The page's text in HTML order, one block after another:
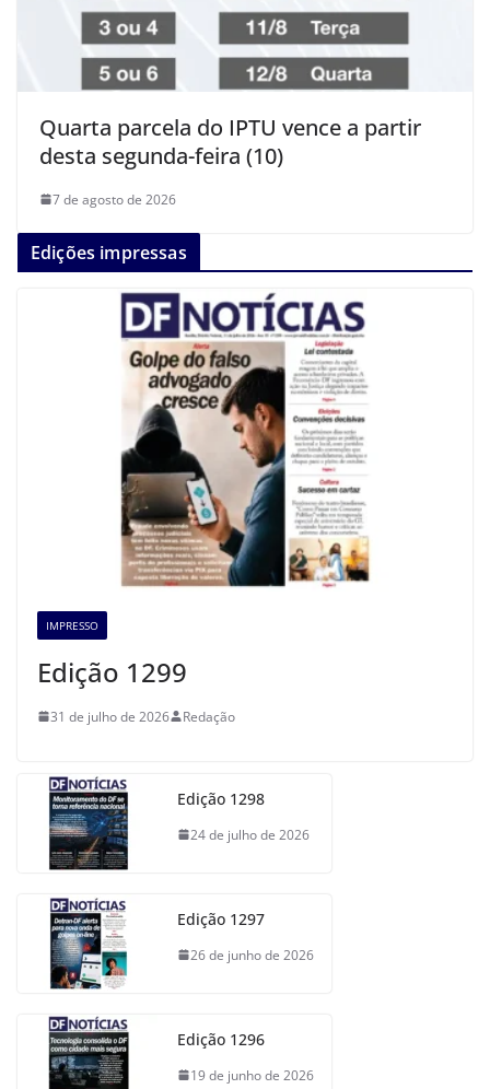
Quarta parcela do IPTU vence a partir
desta segunda-feira (10)
7 de agosto de 2026
Edições impressas
IMPRESSO
Edição 1299
31 de julho de 2026 Redação
Edição 1298
24 de julho de 2026
Edição 1297
26 de junho de 2026
Edição 1296
19 de junho de 2026